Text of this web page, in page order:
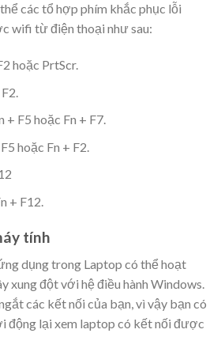
các tổ hợp phím khắc phục lỗi
wifi từ điện thoại như sau:
hoặc PrtScr.
+ F5 hoặc Fn + F7.
hoặc Fn + F2.
+ F12.
tính
dụng trong Laptop có thể hoạt
xung đột với hệ điều hành Windows.
các kết nối của bạn, vì vậy bạn có
động lại xem laptop có kết nối được